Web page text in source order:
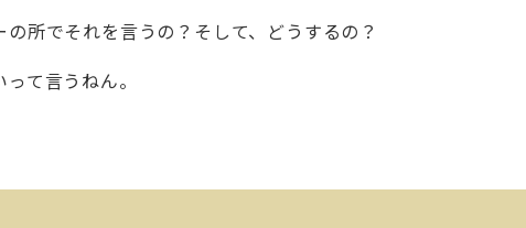
所でそれを言うの？そして、どうするの？
て言うねん。